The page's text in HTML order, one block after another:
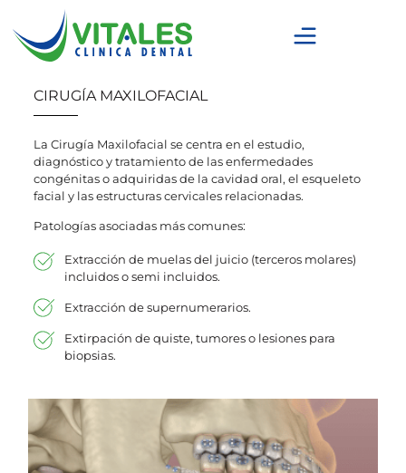
CIRUGÍA MAXILOFACIAL
La Cirugía Maxilofacial se centra en el estudio,
diagnóstico y tratamiento de las enfermedades
congénitas o adquiridas de la cavidad oral, el esqueleto
facial y las estructuras cervicales relacionadas.
Patologías asociadas más comunes:
Extracción de muelas del juicio (terceros molares)
incluidos o semi incluidos.
Extracción de supernumerarios.
Extirpación de quiste, tumores o lesiones para
biopsias.